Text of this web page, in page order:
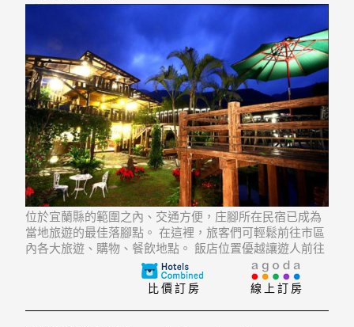
位於宜蘭縣的範圍之內、交通方便，庄腳所在民宿已成為
當地旅遊的最佳落腳點。 在這裡，旅客們可輕鬆前往市區
內各大旅遊、購物、餐飲地點。 飯店位置優越讓遊人前往
市區內的熱門景點變得方便快捷。
線上訂房
比價訂房